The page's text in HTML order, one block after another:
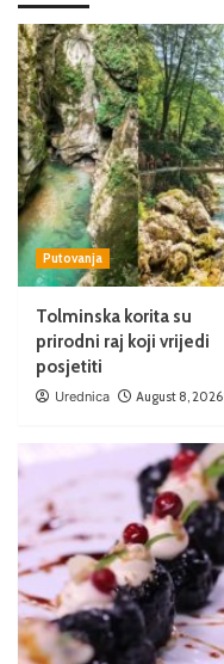
Putovanja
Tolminska korita su
prirodni raj koji vrijedi
posjetiti
Urednica August 8, 2026